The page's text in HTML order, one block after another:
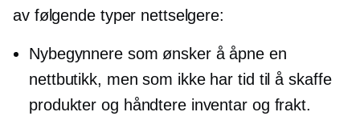
av følgende typer nettselgere:
Nybegynnere som ønsker å åpne en
nettbutikk, men som ikke har tid til å skaffe
produkter og håndtere inventar og frakt.